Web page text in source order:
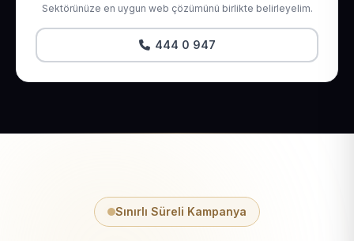
Sektörünüze en uygun web çözümünü birlikte belirleyelim.
444 0 947
Sınırlı Süreli Kampanya